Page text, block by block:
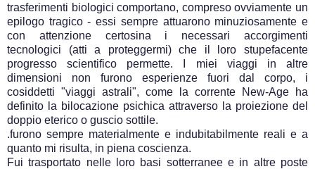
trasferimenti biologici comportano, compreso ovviamente un
epilogo tragico - essi sempre attuarono minuziosamente e
con attenzione certosina i necessari accorgimenti
tecnologici (atti a proteggermi) che il loro stupefacente
progresso scientifico permette. I miei viaggi in altre
dimensioni non furono esperienze fuori dal corpo, i
cosiddetti "viaggi astrali", come la corrente New-Age ha
definito la bilocazione psichica attraverso la proiezione del
doppio eterico o guscio sottile.
.furono sempre materialmente e indubitabilmente reali e a
quanto mi risulta, in piena coscienza.
Fui trasportato nelle loro basi sotterranee e in altre poste